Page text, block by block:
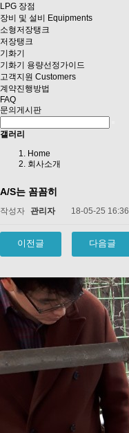
LPG 장점
장비 및 설비
Equipments
소형저장탱크
저장탱크
기화기
기화기 용량선정가이드
고객지원 Customers
계약진행방법
FAQ
문의게시판
갤러리
Home
회사소개
A/S는 꼼꼼히
작성자 관리자 18-05-25 16:36
이전글 다음글